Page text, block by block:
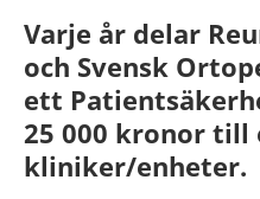
Varje år delar
och Svensk
ett
25 000 kronor till
kliniker/enheter.